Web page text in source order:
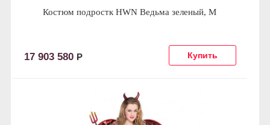
Костюм подростк HWN Ведьма зеленый, M
17 903 580 Р